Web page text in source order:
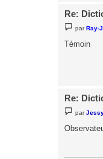
Re:
e
s
parRay-J
Témoin
Re:
e
s
par